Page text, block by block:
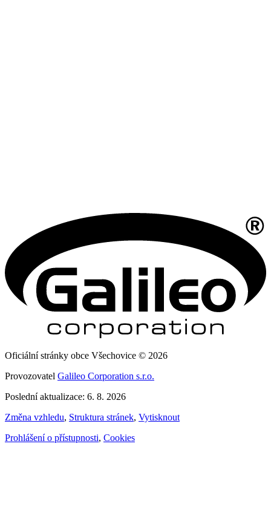
Oficiální stránky obce Všechovice © 2026
Provozovatel Galileo Corporation s.r.o.
Poslední aktualizace: 6. 8. 2026
Změna vzhledu, Struktura stránek, Vytisknout
Prohlášení o přístupnosti, Cookies